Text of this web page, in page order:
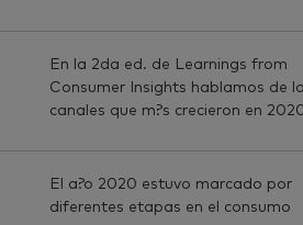
En la 2da ed. de Learnings from
Consumer Insights hablamos de
canales que m?s crecieron en
El a?o 2020 estuvo marcado por
diferentes etapas en el consumo